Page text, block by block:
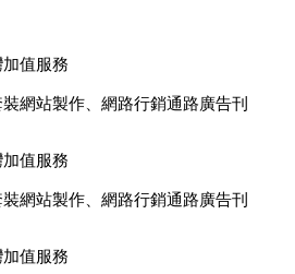
值服務
網站製作、網路行銷通路廣告刊
行社銷售，全面優惠中....
值服務
網站製作、網路行銷通路廣告刊
行社銷售，全面優惠中....
值服務